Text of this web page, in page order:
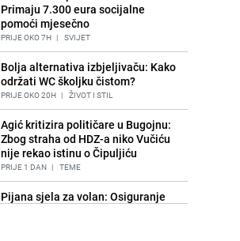
Primaju 7.300 eura socijalne
pomoći mjesečno
PRIJE OKO 7H | SVIJET
Bolja alternativa izbjeljivaču: Kako
održati WC školjku čistom?
PRIJE OKO 20H | ŽIVOT I STIL
Agić kritizira političare u Bugojnu:
Zbog straha od HDZ-a niko Vučiću
nije rekao istinu o Čipuljiću
PRIJE 1 DAN | TEME
Pijana sjela za volan: Osiguranje